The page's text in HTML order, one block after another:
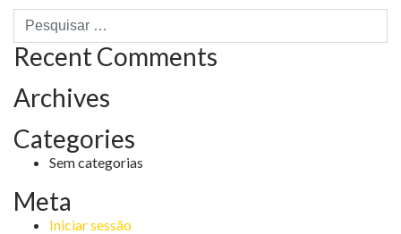
Recent Comments
Archives
Categories
Sem categorias
Meta
Iniciar sessão